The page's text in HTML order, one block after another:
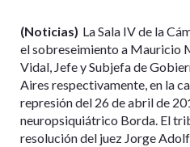
(Noticias) La Sala IV de la
el sobreseimiento a Mauricio
Vidal, Jefe y Subjefa de
Aires respectivamente, en la
represión del 26 de abril de
neuropsiquiátrico Borda. El
resolución del juez Jorge